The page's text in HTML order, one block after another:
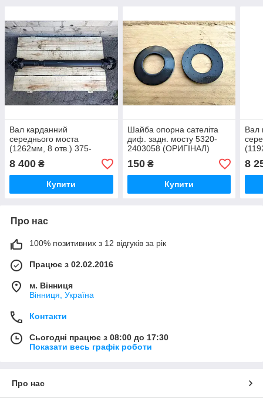
Вал карданний
середнього моста
(1262мм, 8 отв.) 375-
2205010 (ОРИГІНАЛ)
8 400 ₴
Купити
Шайба опорна сателіта
диф. задн. мосту 5320-
2403058 (ОРИГІНАЛ)
150₴
Купити
Вал
8
Про нас
100% позитивних з 12 відгуків за рік
Працює з 02.02.2016
м. Вінниця
Вінниця, Україна
Контакти
Сьогодні працює з 08:00 до 17:30
Показати весь графік роботи
Про нас